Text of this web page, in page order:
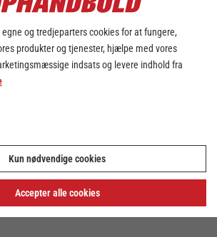
og tredjeparters cookies for at fungere,
produkter og tjenester, hjælpe med vores
indsats og levere indhold fra
Kun nødvendige cookies
Accepter alle cookies